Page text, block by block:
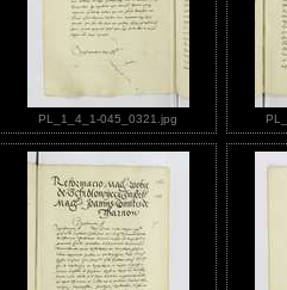
PL_1_4_1-045_0321.jpg